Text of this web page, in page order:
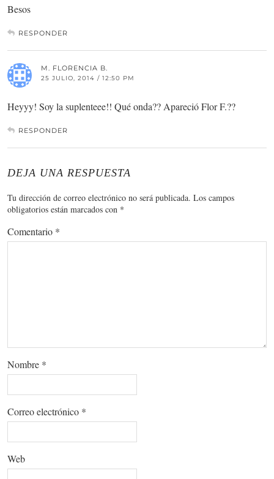
Besos
RESPONDER
M. FLORENCIA B.
25 JULIO, 2014 / 12:50 PM
Heyyy! Soy la suplenteee!! Qué onda?? Apareció Flor F.??
RESPONDER
DEJA UNA RESPUESTA
Tu dirección de correo electrónico no será publicada. Los campos
obligatorios están marcados con *
Comentario *
Nombre *
Correo electrónico *
Web